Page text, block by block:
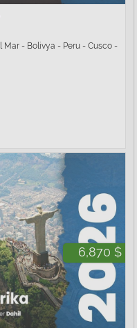
Mar - Bolivya - Peru - Cusco -
6,870 $